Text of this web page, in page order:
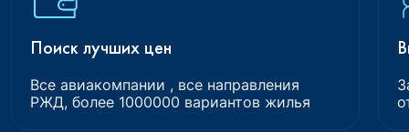
Поиск лучших цен
Все авиакомпании , все направления
РЖД, более 1000000 вариантов жилья